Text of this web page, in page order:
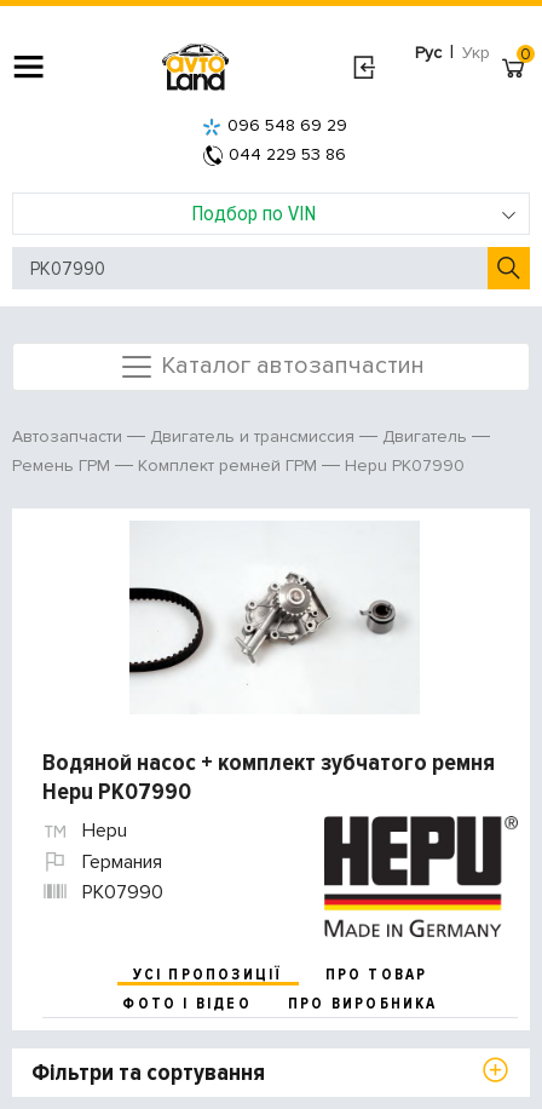
Рус | Укр
Подбор по VIN
096 548 69 29
044 229 53 86
0
Каталог автозапчастин
Автозапчасти Двигатель и трансмиссия
Двигатель
Ремень ГРМ
Комплект ремней ГРМ Hepu PK07990
Водяной насос + комплект зубчатого ремня
Hepu PK07990
Hepu
Германия
PK07990
УСІ ПРОПОЗИЦІЇ
ПРО ТОВАР
ФОТО І ВІДЕО
ПРО ВИРОБНИКА
Фільтри та сортування